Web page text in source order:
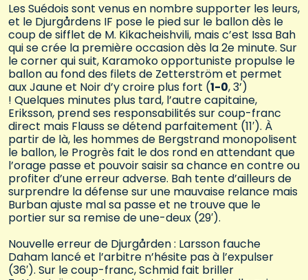
Les Suédois sont venus en nombre supporter les leurs,
et le Djurgårdens IF pose le pied sur le ballon dès le
coup de sifflet de M. Kikacheishvili, mais c’est Issa Bah
qui se crée la première occasion dès la 2e minute. Sur
le corner qui suit, Karamoko opportuniste propulse le
ballon au fond des filets de Zetterström et permet
aux Jaune et Noir d’y croire plus fort (1-0, 3’)
! Quelques minutes plus tard, l’autre capitaine,
Eriksson, prend ses responsabilités sur coup-franc
direct mais Flauss se détend parfaitement (11′). À
partir de là, les hommes de Bergstrand monopolisent
le ballon, le Progrès fait le dos rond en attendant que
l’orage passe et pouvoir saisir sa chance en contre ou
profiter d’une erreur adverse. Bah tente d’ailleurs de
surprendre la défense sur une mauvaise relance mais
Burban ajuste mal sa passe et ne trouve que le
portier sur sa remise de une-deux (29′).
Nouvelle erreur de Djurgården : Larsson fauche
Daham lancé et l’arbitre n’hésite pas à l’expulser
(36′). Sur le coup-franc, Schmid fait briller